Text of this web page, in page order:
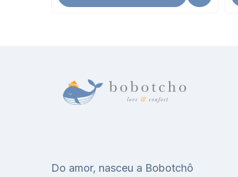
Do amor, nasceu a Bobotchô